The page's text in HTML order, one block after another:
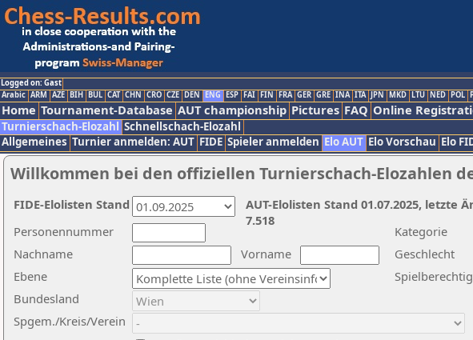
Logged on: Gast
Arabic ARM AZE BIH BUL CAT CHN CRO CZE DEN ENG ESP FAI FIN FRA GER GRE INA ITA JPN MKD LTU NED POL
Home Tournament-Database AUT championship Pictures FAQ Online
Turnierschach-Elozahl Schnellschach-Elozahl
Allgemeines Turnier anmelden: AUT FIDE Spieler anmelden Elo AUT Elo Vorschau Elo
Willkommen bei den offiziellen Turnierschach-Elozahlen
Nachname
Vorname
Ebene
Kategorie
Personennummer
Bundesland
Spgem./Kreis/Verein
Geschlecht
AUT-Elolisten Stand 01.07.2025, letzte
7.518
FIDE-Elolisten Stand